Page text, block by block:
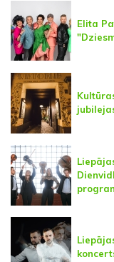
Elita